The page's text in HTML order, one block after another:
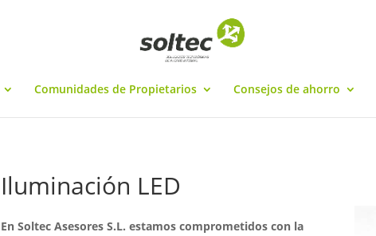
Comunidades de Propietarios Consejos de ahorro
Iluminación LED
En Soltec Asesores S.L. estamos comprometidos con la